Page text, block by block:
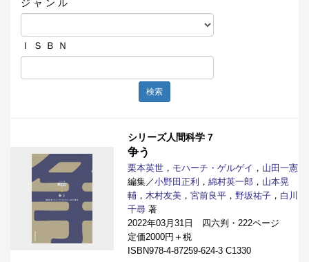
ジ ャ ン ル
Ｉ Ｓ Ｂ Ｎ
検索
シリーズ人間科学 7
争う
栗本英世 ， モハーチ・ゲルゲイ ， 山田一憲
編集／小野田正利 ， 綿村英一郎 ， 山本晃
輔 ， 木村友美 ， 宮前良平 ， 野坂祐子 ， 白川
千尋 著
2022年03月31日 四六判・222ページ
定価2000円＋税
ISBN978-4-87259-624-3 C1330